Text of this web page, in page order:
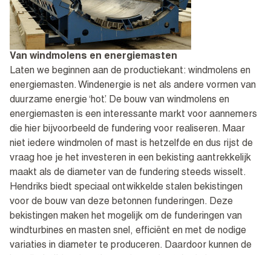
Van windmolens en energiemasten
Laten we beginnen aan de productiekant: windmolens en
energiemasten. Windenergie is net als andere vormen van
duurzame energie ‘hot’. De bouw van windmolens en
energiemasten is een interessante markt voor aannemers
die hier bijvoorbeeld de fundering voor realiseren. Maar
niet iedere windmolen of mast is hetzelfde en dus rijst de
vraag hoe je het investeren in een bekisting aantrekkelijk
maakt als de diameter van de fundering steeds wisselt.
Hendriks biedt speciaal ontwikkelde stalen bekistingen
voor de bouw van deze betonnen funderingen. Deze
bekistingen maken het mogelijk om de funderingen van
windturbines en masten snel, efficiënt en met de nodige
variaties in diameter te produceren. Daardoor kunnen de